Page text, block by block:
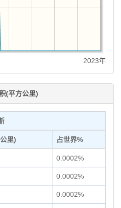
2023年
(平方公里)
里) 占世界%
0.0002%
0.0002%
0.0002%